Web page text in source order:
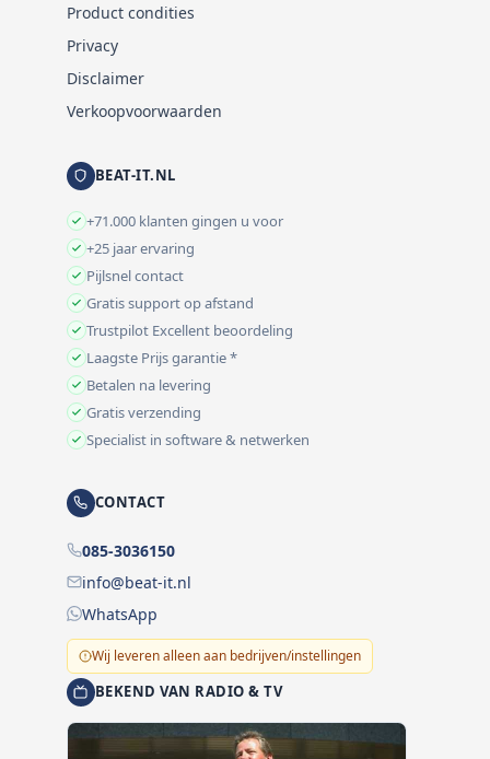
Product condities
Privacy
Disclaimer
Verkoopvoorwaarden
BEAT-IT.NL
+71.000 klanten gingen u voor
+25 jaar ervaring
Pijlsnel contact
Gratis support op afstand
Trustpilot Excellent beoordeling
Laagste Prijs garantie *
Betalen na levering
Gratis verzending
Specialist in software & netwerken
CONTACT
085-3036150
info@beat-it.nl
WhatsApp
Wij leveren alleen aan bedrijven/instellingen
BEKEND VAN RADIO & TV